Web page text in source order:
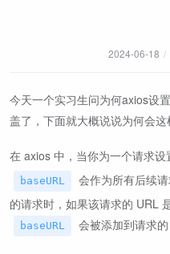
2024-06-18 /
今天一个实习生问为何axios设
盖了，下面就大概说说为何会这
在 axios 中，当你为一个请求设
baseURL
会作为所有后续
的请求时，如果该请求的 URL
baseURL 会被添加到请求